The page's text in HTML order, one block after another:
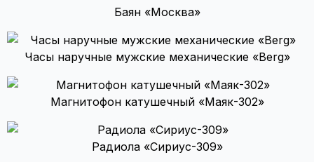
Баян «Москва»
Часы наручные мужские механические «Berg»
Магнитофон катушечный «Маяк-302»
Радиола «Сириус-309»